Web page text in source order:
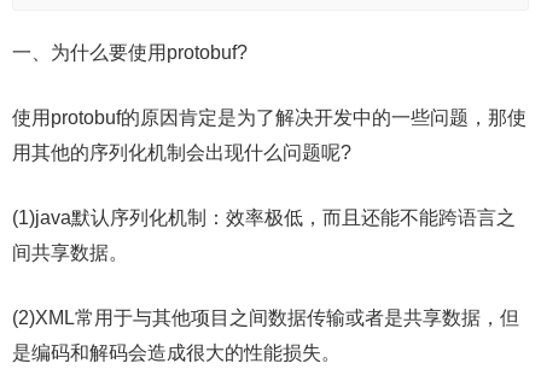
一、为什么要使用protobuf?
使用protobuf的原因肯定是为了解决开发中的一些问题，那使
用其他的序列化机制会出现什么问题呢?
(1)java默认序列化机制：效率极低，而且还能不能跨语言之
间共享数据。
(2)XML常用于与其他项目之间数据传输或者是共享数据，但
是编码和解码会造成很大的性能损失。